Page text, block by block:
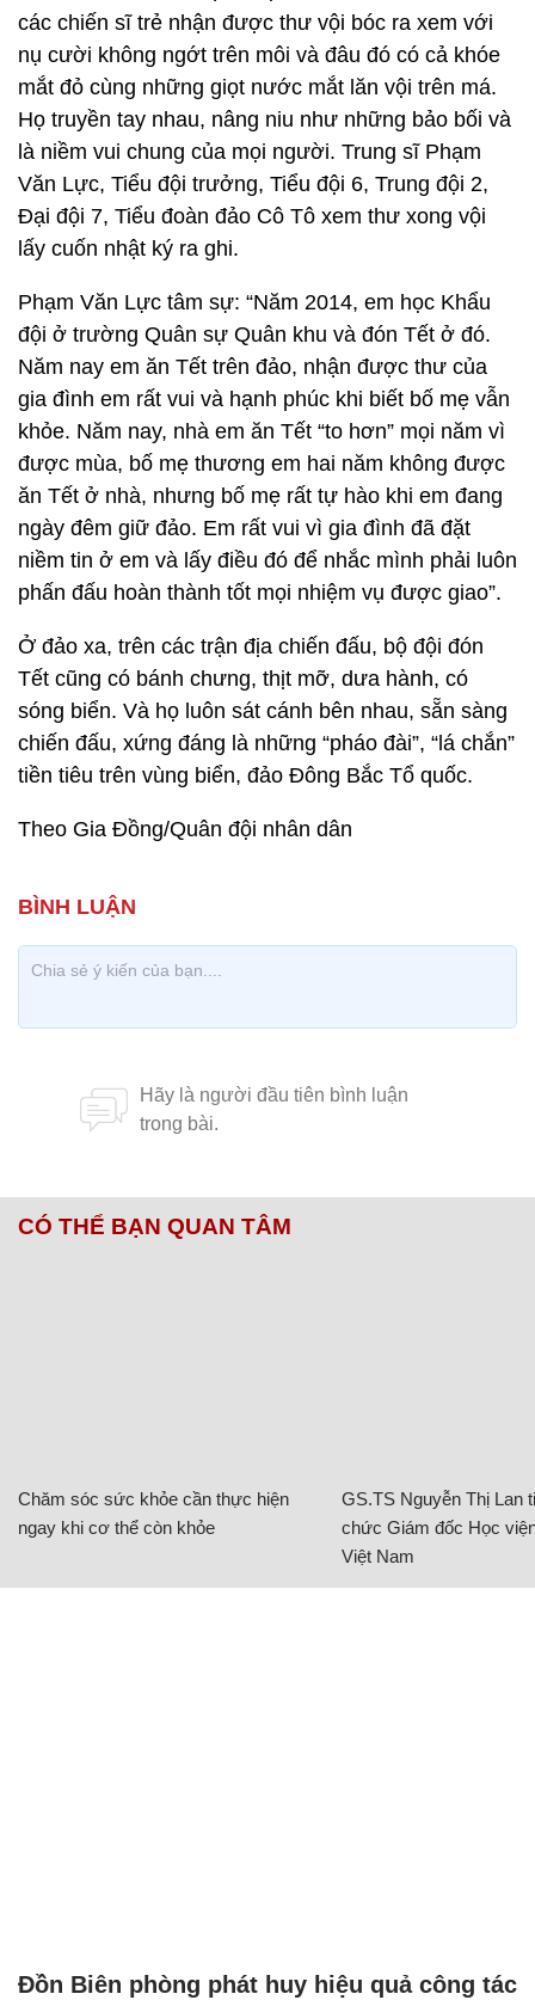
các chiến sĩ trẻ nhận được thư vội bóc ra xem với
nụ cười không ngớt trên môi và đâu đó có cả khóe
mắt đỏ cùng những giọt nước mắt lăn vội trên má.
Họ truyền tay nhau, nâng niu như những bảo bối và
là niềm vui chung của mọi người. Trung sĩ Phạm
Văn Lực, Tiểu đội trưởng, Tiểu đội 6, Trung đội 2,
Đại đội 7, Tiểu đoàn đảo Cô Tô xem thư xong vội
lấy cuốn nhật ký ra ghi.
Phạm Văn Lực tâm sự: “Năm 2014, em học Khẩu
đội ở trường Quân sự Quân khu và đón Tết ở đó.
Năm nay em ăn Tết trên đảo, nhận được thư của
gia đình em rất vui và hạnh phúc khi biết bố mẹ vẫn
khỏe. Năm nay, nhà em ăn Tết “to hơn” mọi năm vì
được mùa, bố mẹ thương em hai năm không được
ăn Tết ở nhà, nhưng bố mẹ rất tự hào khi em đang
ngày đêm giữ đảo. Em rất vui vì gia đình đã đặt
niềm tin ở em và lấy điều đó để nhắc mình phải luôn
phấn đấu hoàn thành tốt mọi nhiệm vụ được giao”.
Ở đảo xa, trên các trận địa chiến đấu, bộ đội đón
Tết cũng có bánh chưng, thịt mỡ, dưa hành, có
sóng biển. Và họ luôn sát cánh bên nhau, sẵn sàng
chiến đấu, xứng đáng là những “pháo đài”, “lá chắn”
tiền tiêu trên vùng biển, đảo Đông Bắc Tổ quốc.
Theo Gia Đồng/Quân đội nhân dân
CÓ THỂ BẠN QUAN TÂM
Chăm sóc sức khỏe cần thực hiện
ngay khi cơ thể còn khỏe
GS.TS Nguyễn Thị Lan
chức Giám đốc Học
Việt Nam
Đồn Biên phòng phát huy hiệu quả công tác